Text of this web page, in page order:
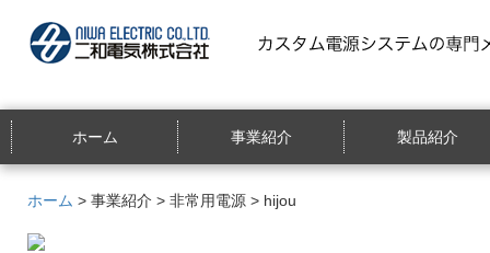
ホーム 事業紹介 製品紹介
ホーム > 事業紹介 > 非常用電源 > hijou